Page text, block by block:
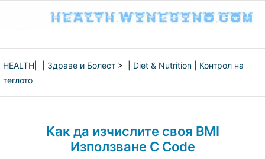
HEALTH Здраве и Болест > | Diet & Nutrition
Контрол на
теглото
Как да изчислите своя BMI
Използване C Code